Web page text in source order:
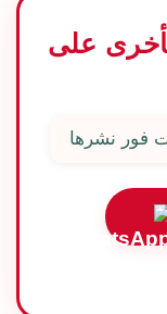
على
فور نشرها